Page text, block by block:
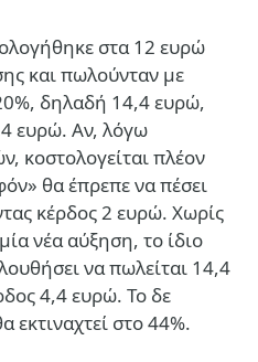
στα 12 ευρώ
και πωλούνταν με
δηλαδή 14,4 ευρώ,
ευρώ. Αν, λόγω
κοστολογείται πλέον
θα έπρεπε να πέσει
κέρδος 2 ευρώ. Χωρίς
νέα αύξηση, το ίδιο
να πωλείται 14,4
4,4 ευρώ. Το δε
εκτιναχτεί στο 44%.